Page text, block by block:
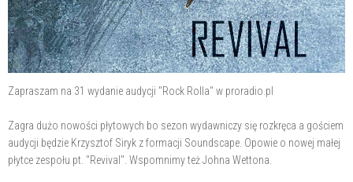
Zapraszam na 31 wydanie audycji "Rock Rolla" w proradio.pl
Zagra dużo nowości płytowych bo sezon wydawniczy się rozkręca a gościem
audycji będzie Krzysztof Siryk z formacji Soundscape. Opowie o nowej małej
płytce zespołu pt. "Revival". Wspomnimy też Johna Wettona.